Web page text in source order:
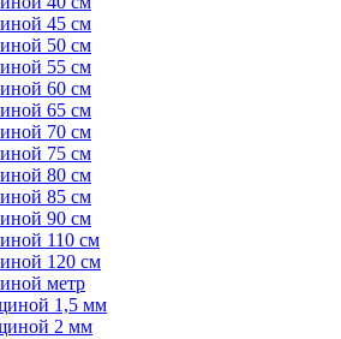
45 см
50 см
55 см
60 см
65 см
70 см
75 см
80 см
85 см
90 см
110 см
120 см
метр
1,5 мм
2 мм